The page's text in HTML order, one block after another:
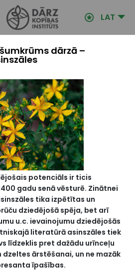
LAT
dārzā –
potenciāls ir ticis
gadu senā vēsturē. Zinātnei
tika izpētītas un
dziedējošā spēja, bet arī
u.c. ievainojumu dziedējošās
literatūrā asinszāles tiek
līdzeklis pret dažādu urīnceļu
ārstēšanai, un ne mazāk
īpašības.